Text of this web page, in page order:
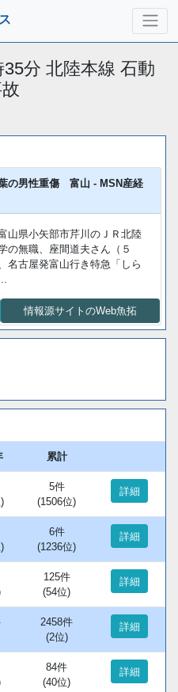
分 北陸本線 石動
の男性重傷 富山 - MSN産経
山県小矢部市芹川のＪＲ北陸
の無職、座間道夫さん（５
名古屋発富山行き特急「しら
情報源サイトのWeb魚拓
累計
5件
(1506位)
詳細
6件
(1236位)
詳細
125件
(54位)
詳細
2458件
(2位)
詳細
84件
(40位)
詳細